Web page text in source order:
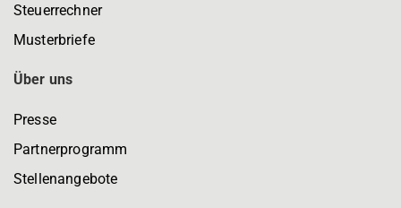
Steuerrechner
Musterbriefe
Über uns
Presse
Partnerprogramm
Stellenangebote